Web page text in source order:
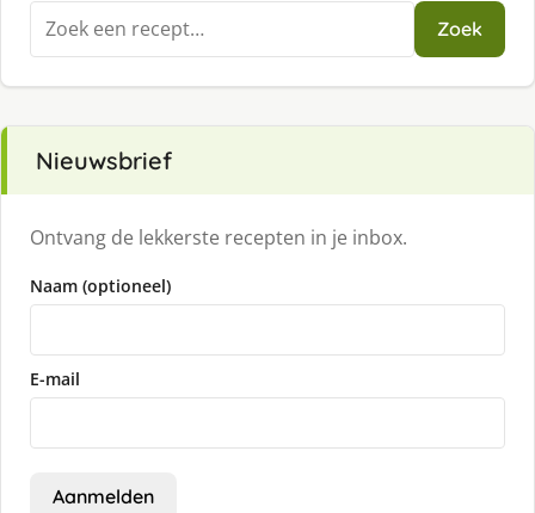
Zoeken
naar:
Zoek
Nieuwsbrief
Ontvang de lekkerste recepten in je inbox.
Naam (optioneel)
E-mail
Aanmelden